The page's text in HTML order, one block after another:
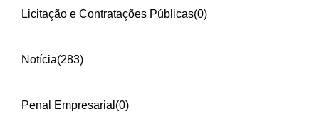
Licitação e Contratações Públicas(0)
Notícia(283)
Penal Empresarial (0)